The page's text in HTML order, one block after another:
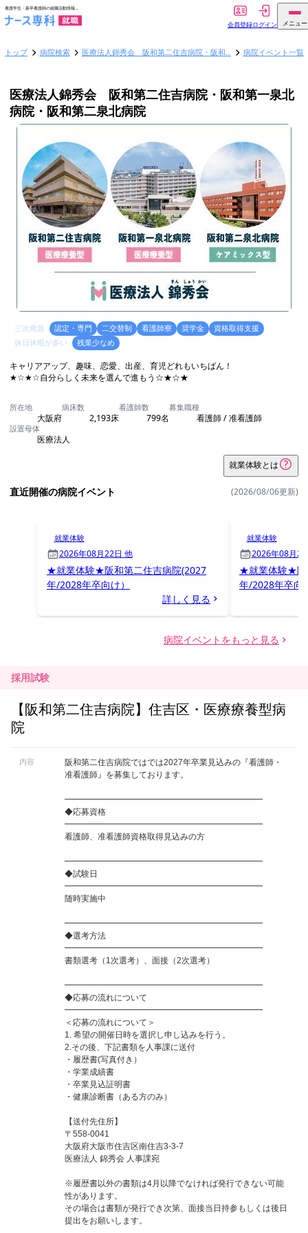
採用試験
【阪和第二住吉病院】住吉区・医療療養型病
院
内容
阪和第二住吉病院ではでは2027年卒業見込みの『看護師・
准看護師』を募集しております。
━━━━━━━━━━━━━━━━━━━━━━━━
◆応募資格
━━━━━━━━━━━━━━━━━━━━━━━━
看護師、准看護師資格取得見込みの方
━━━━━━━━━━━━━━━━━━━━━━━━
◆試験日
━━━━━━━━━━━━━━━━━━━━━━━━
随時実施中
━━━━━━━━━━━━━━━━━━━━━━━━
◆選考方法
━━━━━━━━━━━━━━━━━━━━━━━━
書類選考（1次選考）、面接（2次選考）
━━━━━━━━━━━━━━━━━━━━━━━━
◆応募の流れについて
━━━━━━━━━━━━━━━━━━━━━━━━
＜応募の流れについて＞
1. 希望の開催日時を選択し申し込みを行う。
2.その後、下記書類を人事課に送付
・履歴書(写真付き）
・学業成績書
・卒業見込証明書
・健康診断書（ある方のみ）
【送付先住所】
〒558-0041
大阪府大阪市住吉区南住吉3-3-7
医療法人 錦秀会 人事課宛
※履歴書以外の書類は4月以降でなければ発行できない可能
性があります。
その場合は書類が発行でき次第、面接当日持参もしくは後日
提出をお願いします。